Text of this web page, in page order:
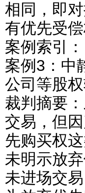
相同，即
有优先受偿
案例索引
案例3：中
公司等股
裁判摘要
交易，但
先购买权
未明示放
未进场交